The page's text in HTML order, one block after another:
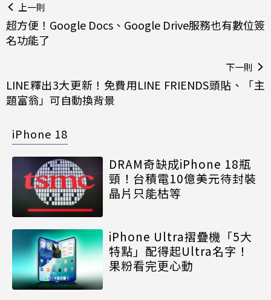
上一則
超方便！Google Docs、Google Drive服務也有數位簽
名功能了
下一則
LINE釋出3大更新！免費用LINE FRIENDS頭貼、「主
題富翁」可自動換背景
iPhone 18
DRAM奇缺成iPhone 18瓶
頸！台積電10億美元待封裝
晶片只能枯等
iPhone Ultra摺疊機「5大
特點」配得起Ultra名字！
果粉看完更心動